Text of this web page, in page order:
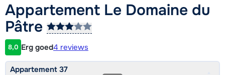
Appartement Le Domaine du
Pâtre
Klantwaardering
8,0 Erg goed4 reviews
Appartement 37